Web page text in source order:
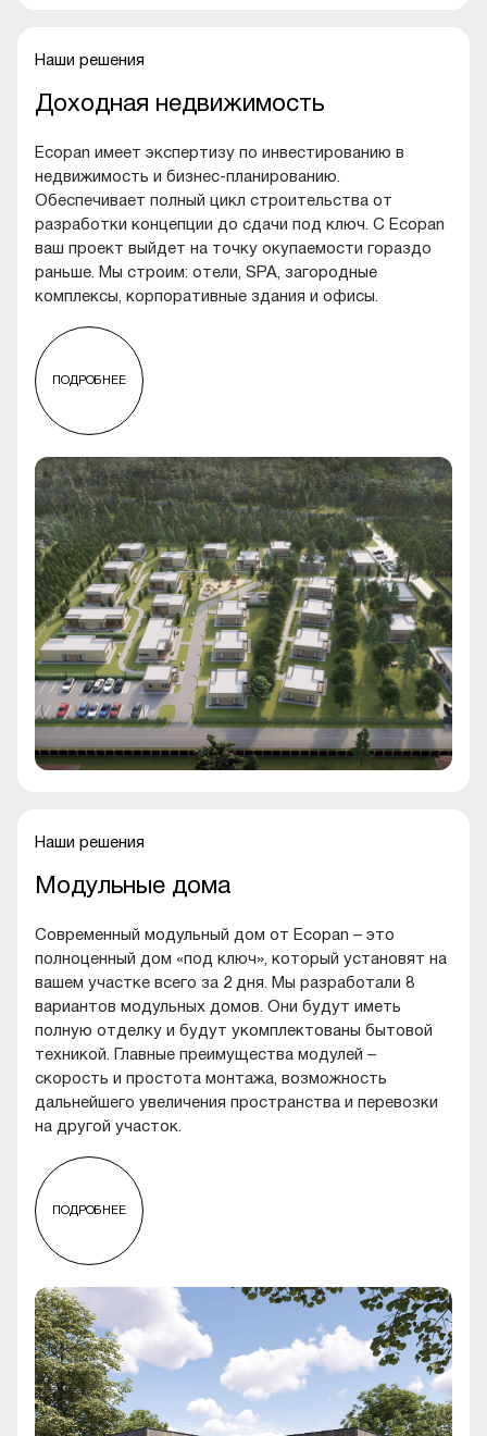
Наши решения
Доходная недвижимость
Ecopan имеет экспертизу по инвестированию в
недвижимость и бизнес-планированию.
Обеспечивает полный цикл строительства от
разработки концепции до сдачи под ключ. С Ecopan
ваш проект выйдет на точку окупаемости гораздо
раньше. Мы строим: отели, SPA, загородные
комплексы, корпоративные здания и офисы.
ПОДРОБНЕЕ
Наши решения
Модульные дома
Современный модульный дом от Ecopan – это
полноценный дом «под ключ», который установят на
вашем участке всего за 2 дня. Мы разработали 8
вариантов модульных домов. Они будут иметь
полную отделку и будут укомплектованы бытовой
техникой. Главные преимущества модулей –
скорость и простота монтажа, возможность
дальнейшего увеличения пространства и перевозки
на другой участок.
ПОДРОБНЕЕ